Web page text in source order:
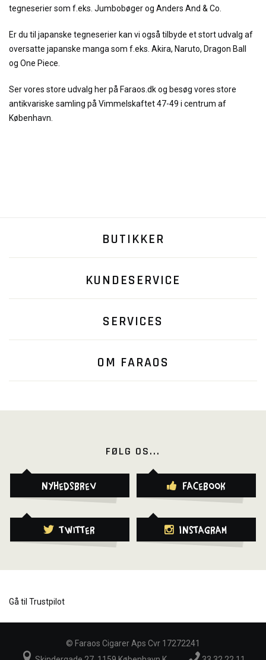
tegneserier som f.eks. Jumbobøger og Anders And & Co.
Er du til japanske tegneserier kan vi også tilbyde et stort udvalg af
oversatte japanske manga som f.eks. Akira, Naruto, Dragon Ball
og One Piece.
Ser vores store udvalg her på Faraos.dk og besøg vores store
antikvariske samling på Vimmelskaftet 47-49 i centrum af
København.
BUTIKKER
KUNDESERVICE
SERVICES
OM FARAOS
FØLG OS...
Nyhedsbrev Facebook
Twitter Instagram
Gå til Trustpilot
© Faraos Cigarer Aps Cvr 17272241